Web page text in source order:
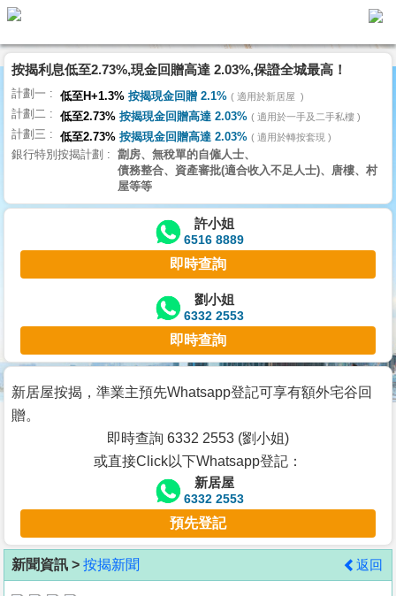
代
理
主
頁
搵
樓/
交
業
主
宅
谷
按
客
地
按揭利息低至2.73%,現金回贈高達 2.03%,保證全城最高！
計劃一 低至H+1.3% 按揭現金回贈 2.1% 適用於新居屋
計劃二 低至2.73% 按揭現金回贈高達 2.03% 適用於一手及二手私樓
計劃三 低至2.73% 按揭現金回贈高達 2.03% 適用於轉按套現
銀行特別按揭計劃
劏房、無稅單的自僱人士、
債務整合、資產審批(適合收入不足人士)、唐樓、村
屋等等
許小姐
6516 8889
即時查詢
劉小姐
6332 2553
即時查詢
新居屋按揭，準業主預先Whatsapp登記可享有額外宅谷回
贈。
即時查詢 6332 2553 (劉小姐)
或直接Click以下Whatsapp登記：
新居屋
6332 2553
預先登記
新聞資訊 > 按揭新聞 返回